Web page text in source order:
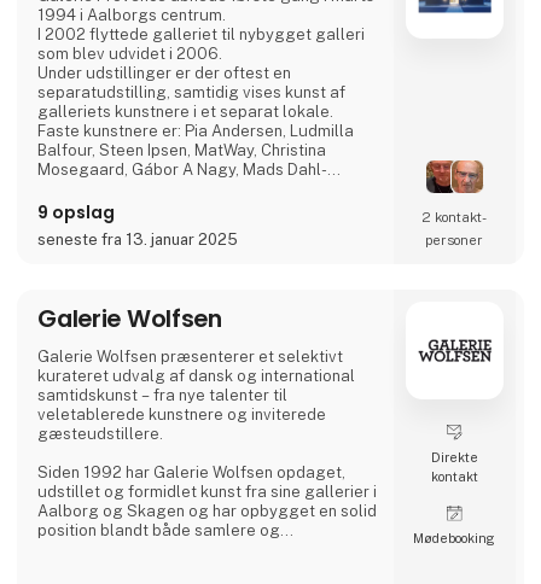
1994 i Aalborgs centrum.
I 2002 flyttede galleriet til nybygget galleri
som blev udvidet i 2006.
Under udstillinger er der oftest en
separatudstilling, samtidig vises kunst af
galleriets kunstnere i et separat lokale.
Faste kunstnere er: Pia Andersen, Ludmilla
Balfour, Steen Ipsen, MatWay, Christina
Mosegaard, Gábor A Nagy, Mads Dahl-
Der vises altid værker af afdøde Kurt
Trampedach.
9 opslag
seneste fra 13. januar 2025
2 kontakt­
personer
Galerie Wolfsen
Galerie Wolfsen præsenterer et selektivt
kurateret udvalg af dansk og international
samtidskunst – fra nye talenter til
veletablerede kunstnere og inviterede
gæsteudstillere.
Siden 1992 har Galerie Wolfsen opdaget,
udstillet og formidlet kunst fra sine gallerier i
Aalborg og Skagen og har opbygget en solid
position blandt både samlere og
Direkte
kontakt
Møde­booking